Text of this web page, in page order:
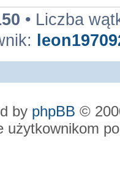
• Liczba
by phpBB ©
użytkownikom